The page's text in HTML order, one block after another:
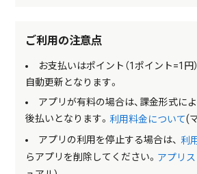
ご利用の注意点
お支払いはポイント（1ポイント=1円
自動更新となります。
アプリが有料の場合は、課金形式に
後払いとなります。 利用料金について(
アプリの利用を停止する場合は、 利
らアプリを削除してください。 アプリ